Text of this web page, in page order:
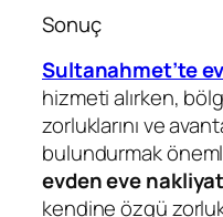
Sonuç
Sultanahmet’te
hizmeti alırken,
zorluklarını ve
bulundurmak
evden eve nakliyat
kendine özgü